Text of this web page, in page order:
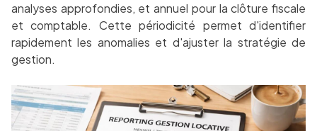
analyses approfondies, et annuel pour la clôture fiscale
et comptable. Cette périodicité permet d'identifier
rapidement les anomalies et d'ajuster la stratégie de
gestion.